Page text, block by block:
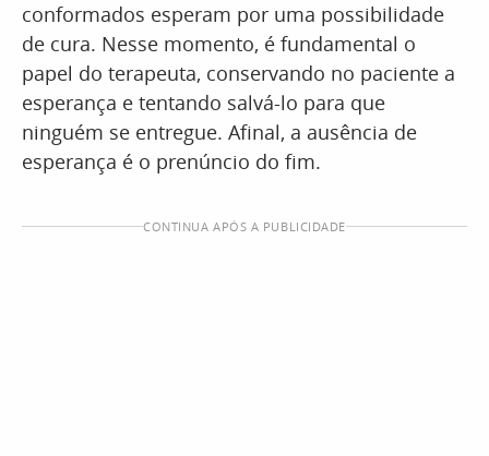
conformados esperam por uma possibilidade
de cura. Nesse momento, é fundamental o
papel do terapeuta, conservando no paciente a
esperança e tentando salvá-lo para que
ninguém se entregue. Afinal, a ausência de
esperança é o prenúncio do fim.
CONTINUA APÓS A PUBLICIDADE